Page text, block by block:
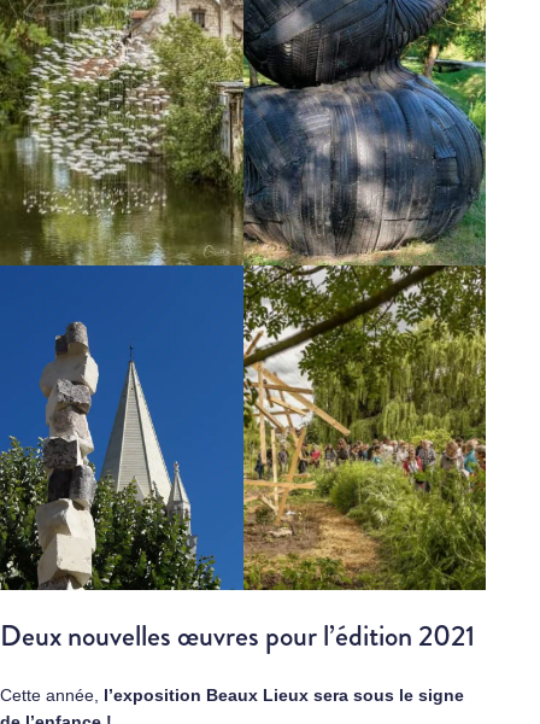
Deux nouvelles œuvres pour l’édition 2021
Cette année, l’exposition Beaux Lieux sera sous le signe